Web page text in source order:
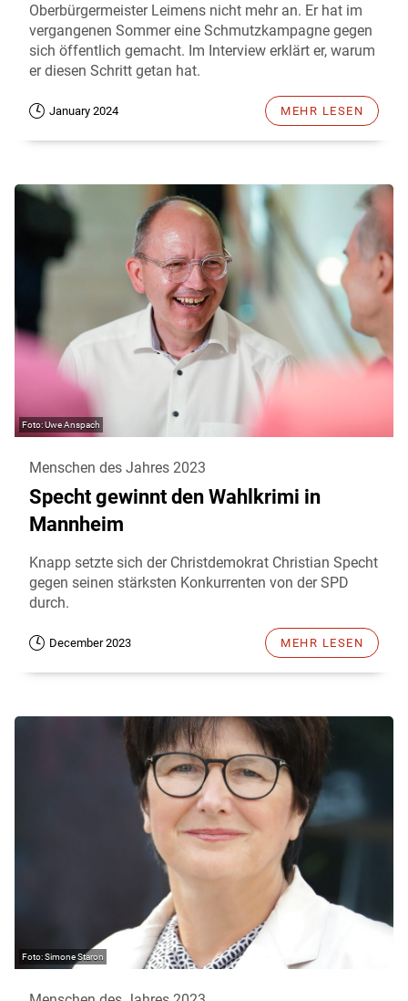
Oberbürgermeister Leimens nicht mehr an. Er hat im
vergangenen Sommer eine Schmutzkampagne gegen
sich öffentlich gemacht. Im Interview erklärt er, warum
er diesen Schritt getan hat.
January 2024 MEHR LESEN
Uwe Anspach
Menschen des Jahres 2023
Specht gewinnt den Wahlkrimi in
Mannheim
Knapp setzte sich der Christdemokrat Christian Specht
gegen seinen stärksten Konkurrenten von der SPD
durch.
December 2023 MEHR LESEN
Simone Staron